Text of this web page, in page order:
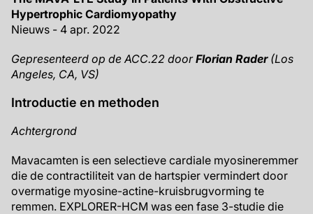
Hypertrophic Cardiomyopathy
Nieuws - 4 apr. 2022
Gepresenteerd op de ACC.22 doorFlorian Rader(Los
Angeles, CA, VS)
Introductie en methoden
Achtergrond
Mavacamten is een selectieve cardiale myosineremmer
die de contractiliteit van de hartspier vermindert door
overmatige myosine-actine-kruisbrugvorming te
remmen. EXPLORER-HCM was een fase 3-studie die